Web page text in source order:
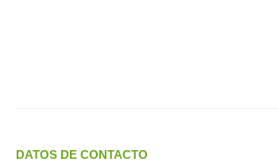
DATOS DE CONTACTO